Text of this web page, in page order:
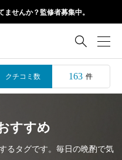
せんか？監修者募集中。

クチコミ数 163 件
すすめ
るタグです。毎日の晩酌で気